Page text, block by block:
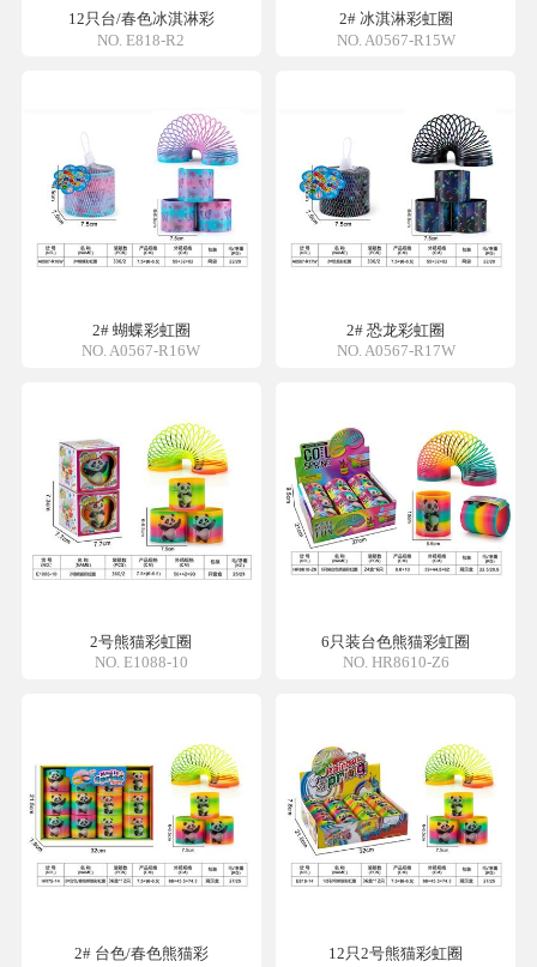
12只台/春色冰淇淋彩
NO. E818-R2
2# 冰淇淋彩虹圈
NO. A0567-R15W
2# 蝴蝶彩虹圈
NO. A0567-R16W
2# 恐龙彩虹圈
NO. A0567-R17W
2号熊猫彩虹圈
NO. E1088-10
6只装台色熊猫彩虹圈
NO. HR8610-Z6
2# 台色/春色熊猫彩
12只2号熊猫彩虹圈